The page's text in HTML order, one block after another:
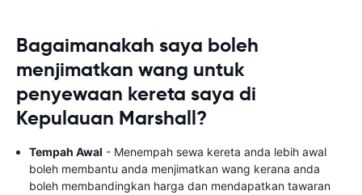
Bagaimanakah saya boleh
menjimatkan wang untuk
penyewaan kereta saya di
Kepulauan Marshall?
Tempah Awal - Menempah sewa kereta anda lebih awal
boleh membantu anda menjimatkan wang kerana anda
boleh membandingkan harga dan mendapatkan tawaran